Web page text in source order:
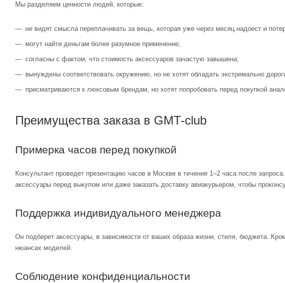
Мы разделяем ценности людей, которые:
не видят смысла переплачивать за вещь, которая уже через месяц надоест и
могут найти деньгам более разумное применение;
согласны с фактом, что стоимость аксессуаров зачастую завышена;
вынуждены соответствовать окружению, но не хотят обладать экстремально
присматриваются к люксовым брендам, но хотят попробовать перед покупкой
Преимущества заказа в GMT-club
Примерка часов перед покупкой
Консультант проведет презентацию часов в Москве в течение 1–2 часа после
аксессуары перед выкупом или даже заказать доставку авиакурьером, чтобы
Поддержка индивидуального менеджера
Он подберет аксессуары, в зависимости от ваших образа жизни, стиля, бюджета.
нюансах моделей.
Соблюдение конфиденциальности